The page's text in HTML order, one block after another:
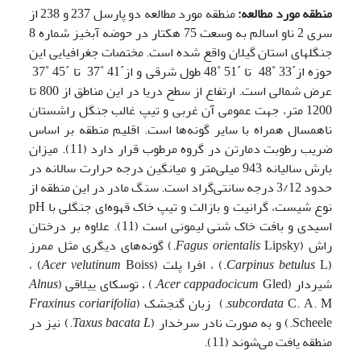
منطقه مورد مطالعه:
منطقه مورد مطالعه دو پارسل 237 و 238 از
سری 2 ناو اسالم به وسعت 75 هکتار در حوضه آبخیز شماره 8
جنگلهای استان گیلان واقع شده است. مختصات جغرافیایی این
حوزه از´33 ˚48 تا ´51 ˚48 طول شرقی و از´41 ˚37 تا ´45 ˚37
عرض شمالی است. ارتفاع از سطح دریا در این مناطق از 800 تا
1200 متر، جهت عمومی آن غربی و تیپ غالب جنگل راشستان
ناهمسال همراه با سایر گونه‌ها است. اقلیم منطقه بر اساس
ضریب رطوبت دمارتن در گروه مرطوب قرار دارد (11). میزان
بارش سالیانه 943 میلی‌متر و میانگین درجه حرارت سالانه در
حدود 3/12 درجه سانتی‌گراد است. سنگ مادر در این منطقه از
نوع شیست، گرانیت و بازالت و تیپ خاک قهوه‌ای جنگلی با pH
اسیدی و بافت خاک شنی لیمونی است (11). علاوه بر درختان
راش (
Fagus orientalisLipsky.) گونه‌های دیگری مثل ممرز
(
Carpinus betulus L.) ، افرا پلت ( Acer velutinum
Boiss) ،
شیردار (
Acer cappadocicum Gled.) ، توسکای ییلاقی (
Alnus
subcordataC. A. M.) زبان گنجشک (
Fraxinus coriarifolia
Scheele.) و به صورت نادر سرخدار (
Taxus bacata L.) نیز در
منطقه یافت می‌شوند (11).